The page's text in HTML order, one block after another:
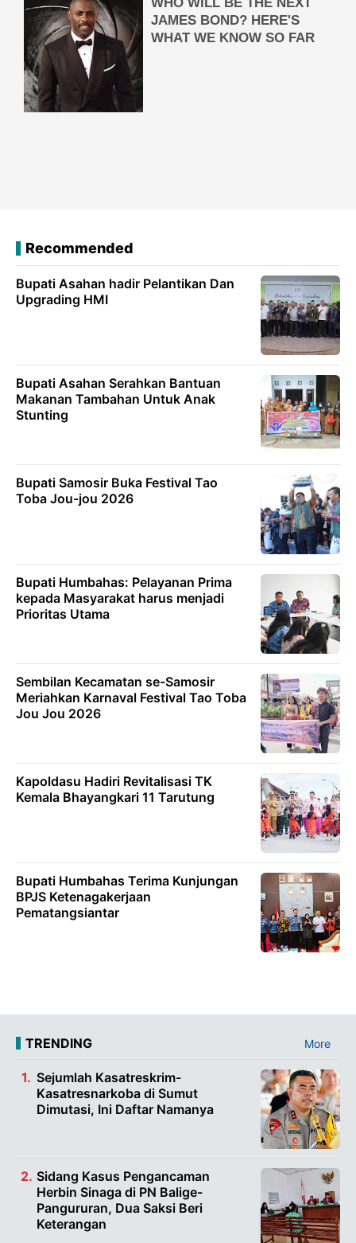
Recommended
Bupati Asahan hadir Pelantikan Dan
Upgrading HMI
Bupati Asahan Serahkan Bantuan
Makanan Tambahan Untuk Anak
Stunting
Bupati Samosir Buka Festival Tao
Toba Jou-jou 2026
Bupati Humbahas: Pelayanan Prima
kepada Masyarakat harus menjadi
Prioritas Utama
Sembilan Kecamatan se-Samosir
Meriahkan Karnaval Festival Tao Toba
Jou Jou 2026
Kapoldasu Hadiri Revitalisasi TK
Kemala Bhayangkari 11 Tarutung
Bupati Humbahas Terima Kunjungan
BPJS Ketenagakerjaan
Pematangsiantar
TRENDING More
Sejumlah Kasatreskrim-
Kasatresnarkoba di Sumut
Dimutasi, Ini Daftar Namanya
Sidang Kasus Pengancaman
Herbin Sinaga di PN Balige-
Pangururan, Dua Saksi Beri
Keterangan